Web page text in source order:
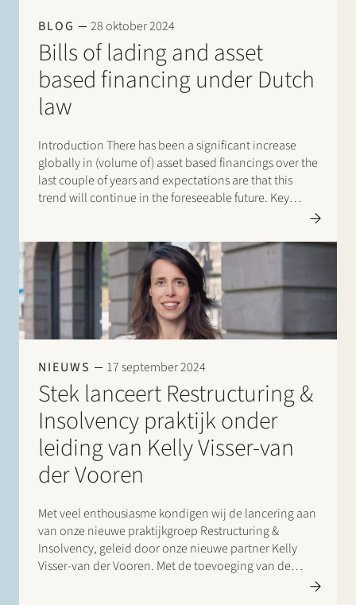
BLOG 28 oktober 2024
Bills of lading and asset
based financing under Dutch
law
Introduction There has been a significant increase
globally in (volume of) asset based financings over the
last couple of years and expectations are that this
trend will continue in the foreseeable future. Key
(it…
NIEUWS 17 september 2024
Stek lanceert Restructuring &
Insolvency praktijk onder
leiding van Kelly Visser-van
der Vooren
Met veel enthousiasme kondigen wij de lancering aan
van onze nieuwe praktijkgroep Restructuring &
Insolvency, geleid door onze nieuwe partner Kelly
Visser-van der Vooren. Met de toevoeging van de
Werken bij Stek
Partner